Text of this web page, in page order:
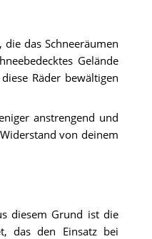
die das Schneeräumen
Gelände
Räder bewältigen
anstrengend und
von deinem
diesem Grund ist die
das den Einsatz bei